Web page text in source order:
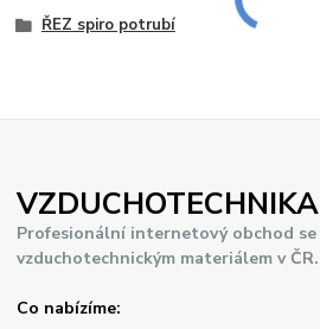
ŘEZ spiro potrubí
VZDUCHOTECHNIKA
Profesionální internetový obchod se
vzduchotechnickým materiálem v ČR.
Co nabízíme: